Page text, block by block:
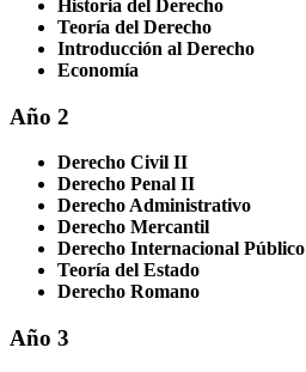
Historia del Derecho
Teoría del Derecho
Introducción al Derecho
Economía
Año 2
Derecho Civil II
Derecho Penal II
Derecho Administrativo
Derecho Mercantil
Derecho Internacional Público
Teoría del Estado
Derecho Romano
Año 3